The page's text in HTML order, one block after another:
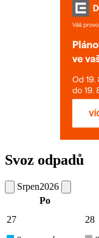
Svoz odpadů
Srpen2026
Po
27
28